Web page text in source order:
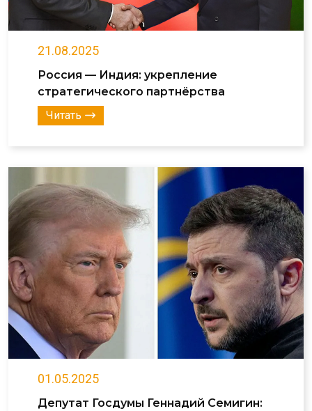
21.08.2025
Россия — Индия: укрепление
стратегического партнёрства
Читать
01.05.2025
Депутат Госдумы Геннадий Семигин: